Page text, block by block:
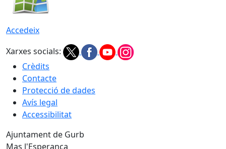
Accedeix
Xarxes socials:
Crèdits
Contacte
Protecció de dades
Avís legal
Accessibilitat
Ajuntament de Gurb
Mas l'Esperança